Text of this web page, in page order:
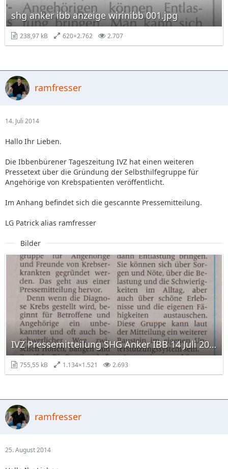
shg anker ibb anzeige wirinibb 001.jpg
238,97 kB 620×2.762 2.707
ramfresser
14. Juli 2014
Hallo Ihr Lieben.
Die Ibbenbürener Tageszeitung IVZ hat einen weiteren
Pressetext über die Gründung der Selbsthilfegruppe für
Angehörige von Krebspatienten veröffentlicht.
Im Anhang befindet sich die gescannte Pressemitteilung.
LG Patrick alias ramfresser
Bilder
IVZ Pressemitteilung SHG Anker IBB 14 Juli 2014 001.jpg
755,55 kB 1.134×1.521 2.693
ramfresser
25. August 2014